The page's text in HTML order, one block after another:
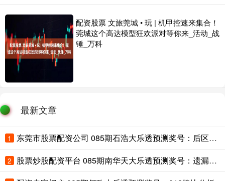
配资股票 文旅莞城 • 玩 | 机甲控速来集合！
莞城这个高达模型狂欢派对等你来_活动_战
锤_万科
最新文章
1 东莞市股票配资公司 085期石浩大乐透预测奖号：后区两码参考
2 股票炒股配资平台 085期南华天大乐透预测奖号：遗漏分析